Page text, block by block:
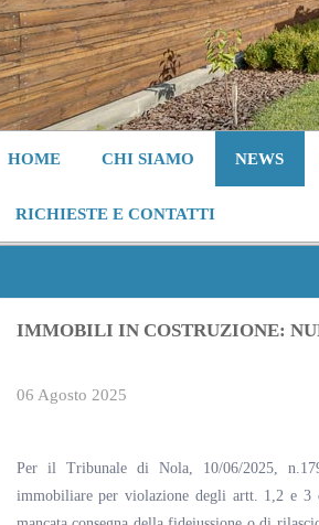
HOME CHI SIAMO NEWS
RICHIESTE E CONTATTI
IMMOBILI IN COSTRUZIONE:
06 Agosto 2025
Per il Tribunale di Nola, 10/06/2025,
immobiliare per violazione degli artt. 1,2 e